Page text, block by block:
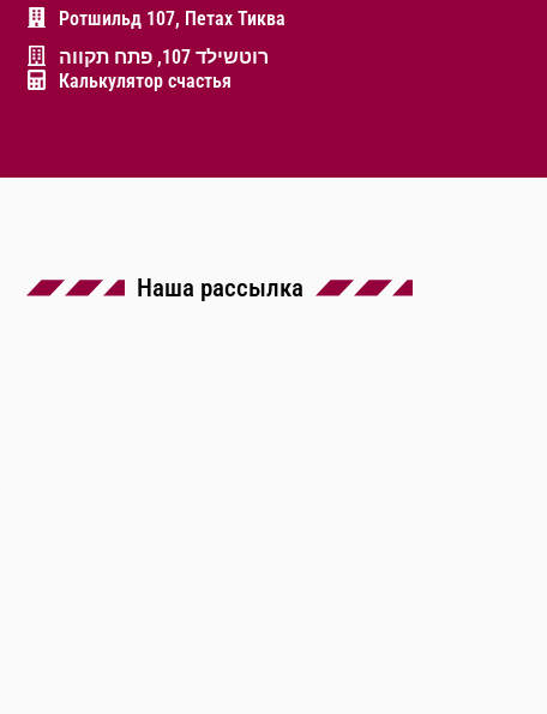
Ротшильд 107, Петах Тиква
רוטשילד 107, פתח תקווה
Калькулятор счастья
Наша рассылка